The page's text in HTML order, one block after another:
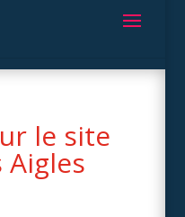
le site